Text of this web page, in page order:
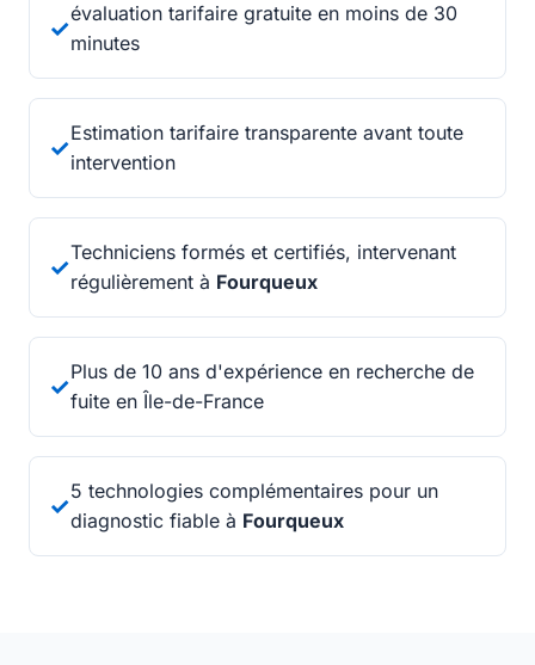
✓
évaluation tarifaire gratuite en moins de 30
minutes
✓
Estimation tarifaire transparente avant toute
intervention
✓
Techniciens formés et certifiés, intervenant
régulièrement à Fourqueux
✓
Plus de 10 ans d'expérience en recherche de
fuite en Île-de-France
✓
5 technologies complémentaires pour un
diagnostic fiable à Fourqueux